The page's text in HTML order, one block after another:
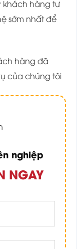
khách hàng tư
sớm nhất để
hàng đã
của chúng tôi
nghiệp
NGAY